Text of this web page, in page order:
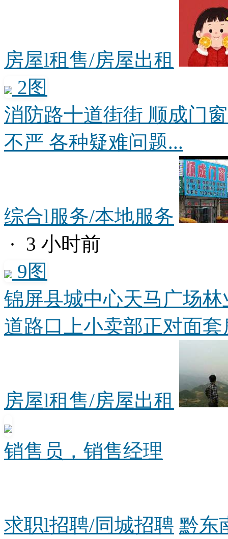
房屋l租售/房屋出租
2图
消防路十道街街 顺成门
不严 各种疑难问题...
综合l服务/本地服务
· 3 小时前
9图
锦屏县城中心天马广场
道路口上小卖部正对面套
房屋l租售/房屋出租
销售员，销售经理
求职l招聘/同城招聘 黔东